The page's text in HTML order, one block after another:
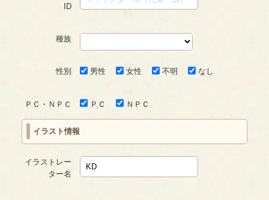
ID
種族
性別 男性 女性 不明 なし
ＰＣ・ＮＰＣ ＰＣ ＮＰＣ
イラスト情報
イラストレー
ター名